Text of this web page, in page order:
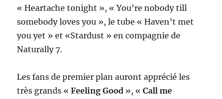
« Heartache tonight », « You’re nobody till
somebody loves you », le tube « Haven’t met
you yet » et «Stardust » en compagnie de
Naturally 7.
Les fans de premier plan auront apprécié les
très grands «Feeling Good », «Call me